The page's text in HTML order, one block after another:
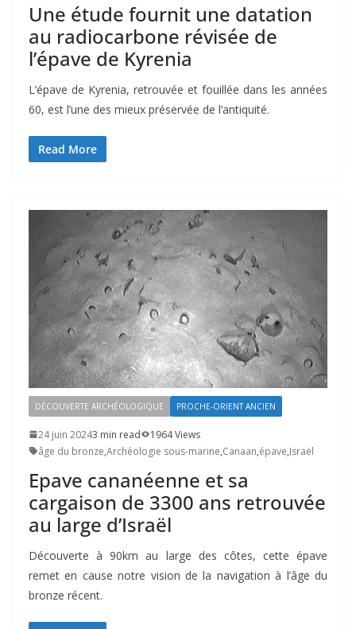
Une étude fournit une datation
au radiocarbone révisée de
l’épave de Kyrenia
L’épave de Kyrenia, retrouvée et fouillée dans les années
60, est l’une des mieux préservée de l’antiquité.
Read More
DÉCOUVERTE ARCHÉOLOGIQUE PROCHE-ORIENT ANCIEN
24 juin 20243 min read
1964 Views
âge du bronze,Archéologie sous-marine,Canaan,épave,Israël
Epave cananéenne et sa
cargaison de 3300 ans retrouvée
au large d’Israël
Découverte à 90km au large des côtes, cette épave
remet en cause notre vision de la navigation à l’âge du
bronze récent.